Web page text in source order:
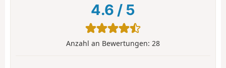
4.6 / 5
Anzahl an Bewertungen: 28